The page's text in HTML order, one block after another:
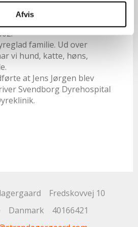
Afvis
familie. Ud over
vi hund, katte, høns,
at Jens Jørgen blev
Svendborg Dyrehospital
Fredskovvej 10
Danmark
40166421